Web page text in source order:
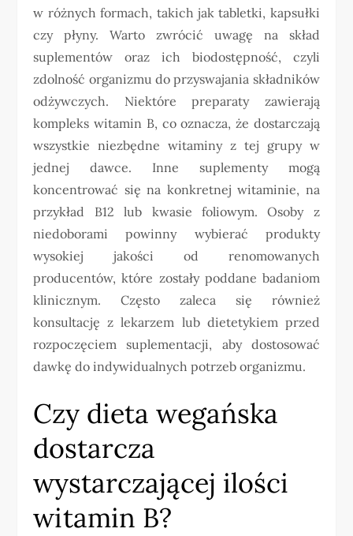
w różnych formach, takich jak tabletki, kapsułki
czy płyny. Warto zwrócić uwagę na skład
suplementów oraz ich biodostępność, czyli
zdolność organizmu do przyswajania składników
odżywczych. Niektóre preparaty zawierają
kompleks witamin B, co oznacza, że dostarczają
wszystkie niezbędne witaminy z tej grupy w
jednej dawce. Inne suplementy mogą
koncentrować się na konkretnej witaminie, na
przykład B12 lub kwasie foliowym. Osoby z
niedoborami powinny wybierać produkty
wysokiej jakości od renomowanych
producentów, które zostały poddane badaniom
klinicznym. Często zaleca się również
konsultację z lekarzem lub dietetykiem przed
rozpoczęciem suplementacji, aby dostosować
dawkę do indywidualnych potrzeb organizmu.
Czy dieta wegańska
dostarcza
wystarczającej ilości
witamin B?